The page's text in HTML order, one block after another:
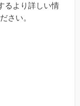
るより詳しい情
さい。